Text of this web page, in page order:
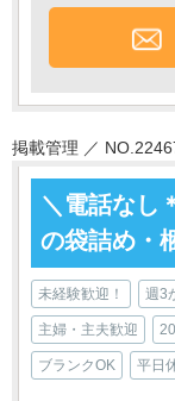
掲載管理 ／
＼電話なし
の袋詰め・
未経験歓迎！ 週3
主婦・主夫歓迎
ブランクOK 平日